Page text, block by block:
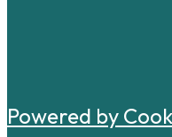
Powered by